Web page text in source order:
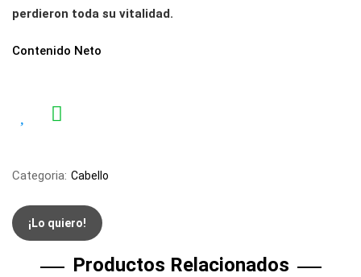
perdieron toda su vitalidad.
Contenido Neto
Categoria: Cabello
¡Lo quiero!
Productos Relacionados